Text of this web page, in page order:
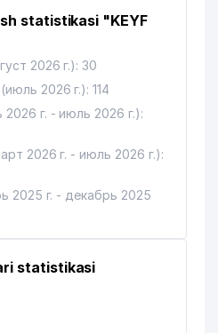
229 м
S. YAKKA
TEATRI 251 м
TUMANI
262 м
№48
XUSUSIY
statistikasi "KEYF
2026 г.): 30
2026 г.): 114
г. - июль 2026 г.):
2026 г. - июль 2026 г.):
2025 г. - декабрь 2025
statistikasi